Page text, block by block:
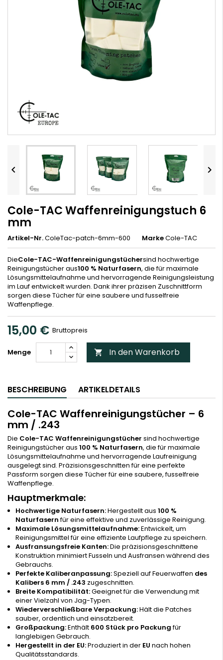
 
Cole-TAC Waffenreinigungstuch 6
mm
Artikel-Nr.ColeTac-patch-6mm-600 MarkeCole-TAC
DieCole-TAC-Waffenreinigungstüchersind hochwertige
Reinigungstücher aus100 % Naturfasern, die für maximale
Lösungsmittelaufnahme und hervorragende Reinigungsleistung
im Lauf entwickelt wurden. Dank ihrer präzisen Zuschnittform
sorgen diese Tücher für eine saubere und fusselfreie
Waffenpflege.
15,00 € Bruttopreis
Menge  In den Warenkorb
BESCHREIBUNG ARTIKELDETAILS
Cole-TAC Waffenreinigungstücher – 6
mm / .243
Die Cole-TAC Waffenreinigungstücher sind hochwertige
Reinigungstücher aus 100 % Naturfasern, die für maximale
Lösungsmittelaufnahme und hervorragende Laufreinigung
ausgelegt sind. Präzisionsgeschnitten für eine perfekte
Passform sorgen diese Tücher für eine saubere, fusselfreie
Waffenpflege.
Hauptmerkmale:
Hochwertige Naturfasern:Hergestellt aus 100 %
Naturfasernfür eine effektive und zuverlässige Reinigung.
Maximale Lösungsmittelaufnahme:Entwickelt, um
Reinigungsmittel für eine effiziente Laufpflege zu speichern.
Ausfransungsfreie Kanten:Die präzisionsgeschnittene
Konstruktion minimiert Fusseln und Ausfransen während des
Gebrauchs.
Perfekte Kaliberanpassung:Speziell auf Feuerwaffen des
Kalibers 6 mm / .243 zugeschnitten.
Breite Kompatibilität:Geeignet für die Verwendung mit
einer Vielzahl von Jag-Typen.
Wiederverschließbare Verpackung:Hält die Patches
sauber, ordentlich und einsatzbereit.
Großpackung:Enthält 600 Stück pro Packungfür
langlebigen Gebrauch.
Hergestellt in der EU:Produziert in der EU nach hohen
Qualitätsstandards.